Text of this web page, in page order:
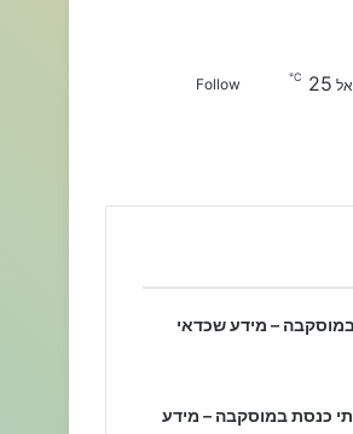
25
℃
Follow
במוסקבה – מידע שכדאי
כנסת במוסקבה – מידע